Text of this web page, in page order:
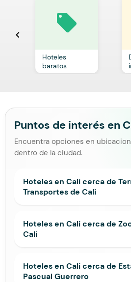
chevron_left
local_offer
Hoteles
baratos
Puntos de interés en
Encuentra opciones en
dentro de la ciudad.
Hoteles en Cali cerca de
Transportes de Cali
Hoteles en Cali cerca de
Cali
Hoteles en Cali cerca de
Pascual Guerrero